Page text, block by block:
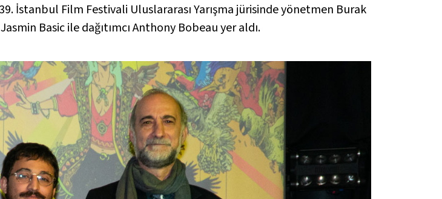
İstanbul Film Festivali Uluslararası Yarışma jürisinde yönetmen Burak
Basic ile dağıtımcı Anthony Bobeau yer aldı.